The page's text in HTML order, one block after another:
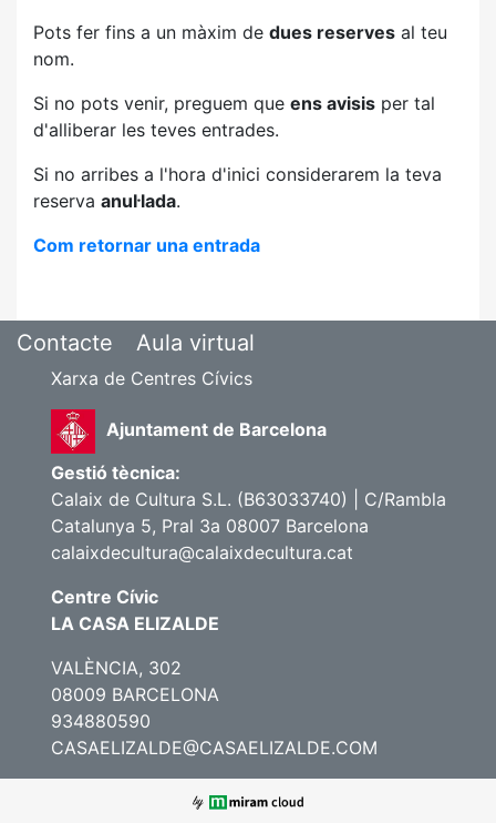
Pots fer fins a un màxim de dues reserves al teu
nom.
Si no pots venir, preguem que ens avisis per tal
d'alliberar les teves entrades.
Si no arribes a l'hora d'inici considerarem la teva
reserva anul·lada.
Com retornar una entrada
Contacte Aula virtual
Xarxa de Centres Cívics
Ajuntament de Barcelona
Gestió tècnica:
Calaix de Cultura S.L. (B63033740) | C/Rambla
Catalunya 5, Pral 3a 08007 Barcelona
calaixdecultura@calaixdecultura.cat
Centre Cívic
LA CASA ELIZALDE
VALÈNCIA, 302
08009 BARCELONA
934880590
CASAELIZALDE@CASAELIZALDE.COM